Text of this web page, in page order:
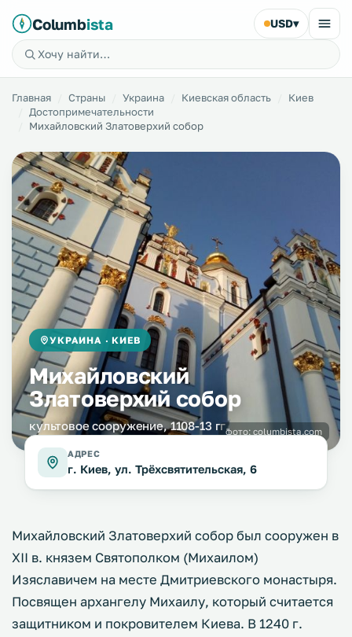
Columbista USD▾
Главная Страны Украина Киевская область
Киев
Достопримечательности
Михайловский Златоверхий собор
УКРАИНА · КИЕВ
Михайловский
Златоверхий собор
культовое сооружение, 1108-13 гг.фото: columbista.com
АДРЕС
г. Киев, ул. Трёхсвятительская, 6
Михайловский Златоверхий собор был сооружен в
XII в. князем Святополком (Михаилом)
Изяславичем на месте Дмитриевского монастыря.
Посвящен архангелу Михаилу, который считается
защитником и покровителем Киева. В 1240 г.